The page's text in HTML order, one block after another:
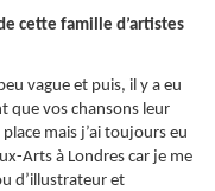
cette famille d’artistes
vague et puis, il y a eu
que vos chansons leur
mais j’ai toujours eu
Arts à Londres car je me
d’illustrateur et